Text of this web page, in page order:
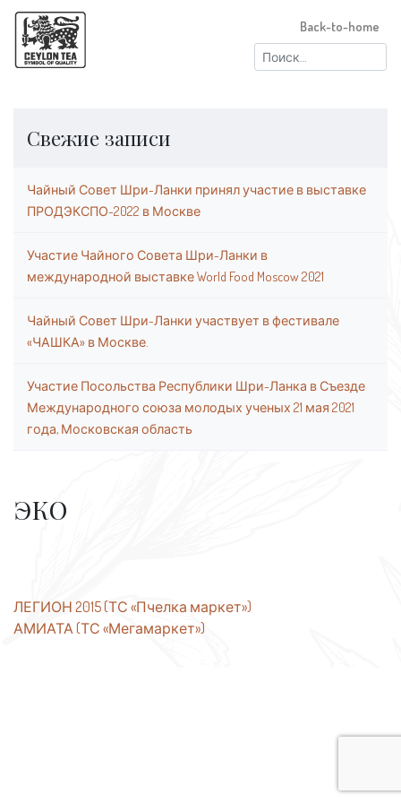
Найти:
Back-to-home
Свежие записи
Чайный Совет Шри-Ланки принял участие в выставке
ПРОДЭКСПО-2022 в Москве
Участие Чайного Совета Шри-Ланки в
международной выставке World Food Moscow 2021
Чайный Совет Шри-Ланки участвует в фестивале
«ЧАШКА» в Москве.
Участие Посольства Республики Шри-Ланка в Съезде
Международного союза молодых ученых 21 мая 2021
года, Московская область
ЭКО
Навигация
по
ЛЕГИОН 2015 (ТС «Пчелка маркет»)
АМИАТА (ТС «Мегамаркет»)